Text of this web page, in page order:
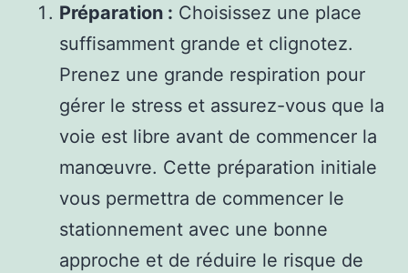
Préparation : Choisissez une place
suffisamment grande et clignotez.
Prenez une grande respiration pour
gérer le stress et assurez-vous que la
voie est libre avant de commencer la
manœuvre. Cette préparation initiale
vous permettra de commencer le
stationnement avec une bonne
approche et de réduire le risque de